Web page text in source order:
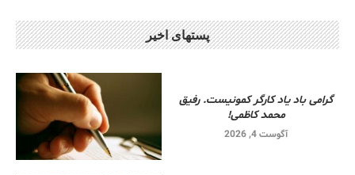
پستهای اخیر
گرامی باد یاد کارگر کمونیست. رفیق
محمد کاظمی!
آگوست 4, 2026